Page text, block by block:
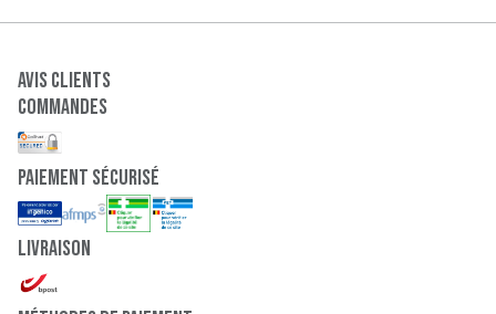
Avis clients
Commandes
paiement sécurisé
Livraison